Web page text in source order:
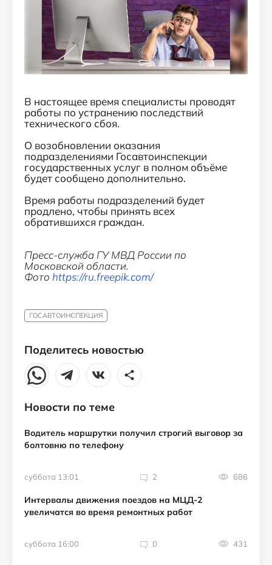
В настоящее время специалисты проводят
работы по устранению последствий
технического сбоя.
О возобновлении оказания
подразделениями Госавтоинспекции
государственных услуг в полном объёме
будет сообщено дополнительно.
Время работы подразделений будет
продлено, чтобы принять всех
обратившихся граждан.
Пресс-служба ГУ МВД России по
Московской области.
Фото https://ru.freepik.com/
ГОСАВТОИНСПЕКЦИЯ
Поделитесь новостью
Новости по теме
Водитель маршрутки получил строгий выговор за
болтовню по телефону
суббота 13:01 2 686
Интервалы движения поездов на МЦД-2
увеличатся во время ремонтных работ
суббота 16:00 0 431